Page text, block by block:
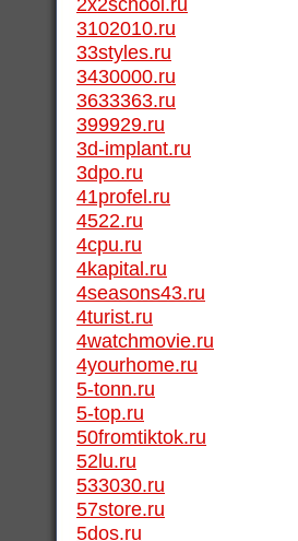
3102010.ru
33styles.ru
3430000.ru
3633363.ru
399929.ru
3d-implant.ru
3dpo.ru
41profel.ru
4522.ru
4cpu.ru
4kapital.ru
4seasons43.ru
4turist.ru
4watchmovie.ru
4yourhome.ru
5-tonn.ru
5-top.ru
50fromtiktok.ru
52lu.ru
533030.ru
57store.ru
5dos.ru